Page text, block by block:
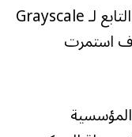
كما حصل صندوق Bitcoin Trust التابع لـ Grayscale
جفاف استمرت